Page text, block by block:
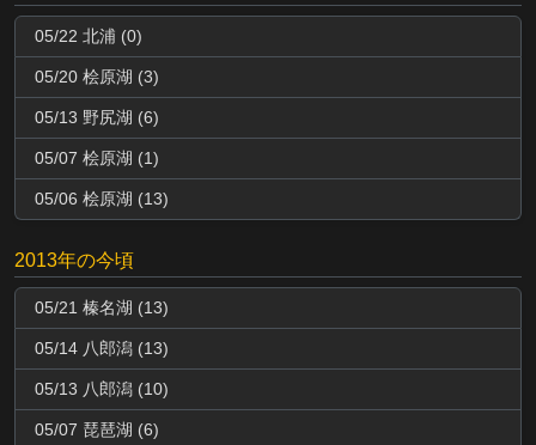
05/22 北浦 (0)
05/20 桧原湖 (3)
05/13 野尻湖 (6)
05/07 桧原湖 (1)
05/06 桧原湖 (13)
2013年の今頃
05/21 榛名湖 (13)
05/14 八郎潟 (13)
05/13 八郎潟 (10)
05/07 琵琶湖 (6)